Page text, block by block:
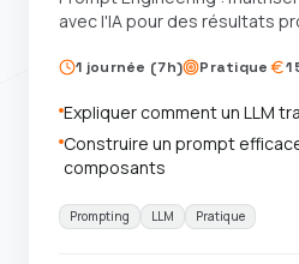
avec l'IA pour des résultats
1 journée (7h) Pratique 1
Expliquer comment un LLM
Construire un prompt
composants
Prompting LLM Pratique